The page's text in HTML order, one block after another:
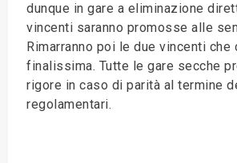
dunque in gare a eliminazione
vincenti saranno promosse alle
Rimarranno poi le due vincenti che
finalissima. Tutte le gare secche
rigore in caso di parità al termine
regolamentari.